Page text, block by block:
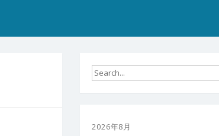
2026年8月